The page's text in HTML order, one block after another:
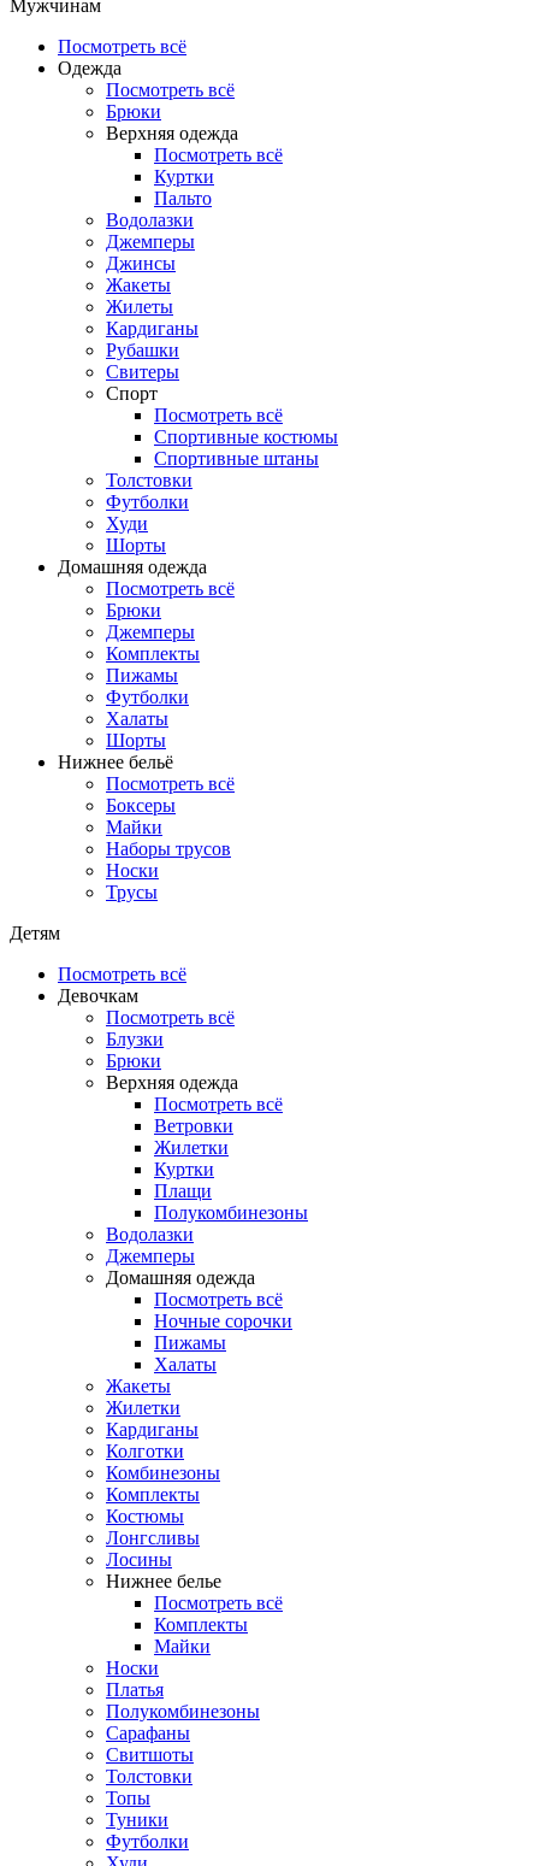
Мужчинам
Посмотреть всё
Одежда
Посмотреть всё
Брюки
Верхняя одежда
Посмотреть всё
Куртки
Пальто
Водолазки
Джемперы
Джинсы
Жакеты
Жилеты
Кардиганы
Рубашки
Свитеры
Спорт
Посмотреть всё
Спортивные костюмы
Спортивные штаны
Толстовки
Футболки
Худи
Шорты
Домашняя одежда
Посмотреть всё
Брюки
Джемперы
Комплекты
Пижамы
Футболки
Халаты
Шорты
Нижнее бельё
Посмотреть всё
Боксеры
Майки
Наборы трусов
Носки
Трусы
Детям
Посмотреть всё
Девочкам
Посмотреть всё
Блузки
Брюки
Верхняя одежда
Посмотреть всё
Ветровки
Жилетки
Куртки
Плащи
Полукомбинезоны
Водолазки
Джемперы
Домашняя одежда
Посмотреть всё
Ночные сорочки
Пижамы
Халаты
Жакеты
Жилетки
Кардиганы
Колготки
Комбинезоны
Комплекты
Костюмы
Лонгсливы
Лосины
Нижнее белье
Посмотреть всё
Комплекты
Майки
Носки
Платья
Полукомбинезоны
Сарафаны
Свитшоты
Толстовки
Топы
Туники
Футболки